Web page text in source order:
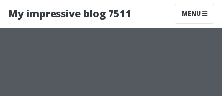
My impressive blog 7511 MENU